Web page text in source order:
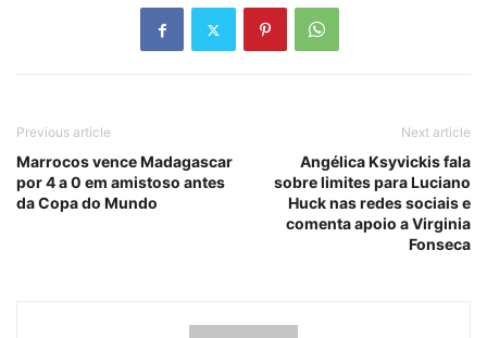
Previous article
Marrocos vence Madagascar
por 4 a 0 em amistoso antes
da Copa do Mundo
Next article
Angélica Ksyvickis fala
sobre limites para Luciano
Huck nas redes sociais e
comenta apoio a Virginia
Fonseca